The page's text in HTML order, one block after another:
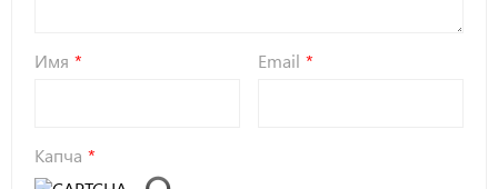
Имя Email
Капча